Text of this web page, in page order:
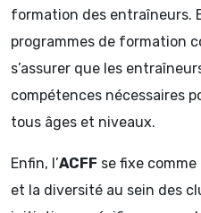
formation des entraîneurs.
programmes de formation
s’assurer que les
compétences nécessaires
tous âges et niveaux.
Enfin, l’ACFF se fixe
et la diversité au sein des